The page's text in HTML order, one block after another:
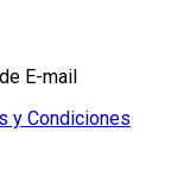
E-mail
y Condiciones